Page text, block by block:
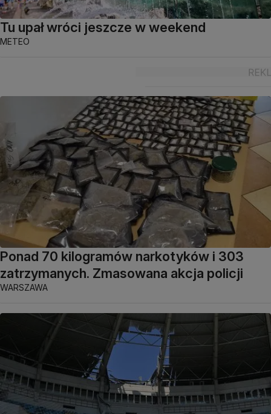
Tu upał wróci jeszcze w weekend
METEO
Ponad 70 kilogramów narkotyków i 303
zatrzymanych. Zmasowana akcja policji
WARSZAWA